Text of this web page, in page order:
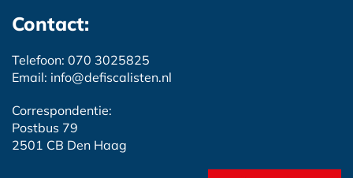
Contact:
Telefoon: 070 3025825
Email: info@defiscalisten.nl
Correspondentie:
Postbus 79
2501 CB Den Haag